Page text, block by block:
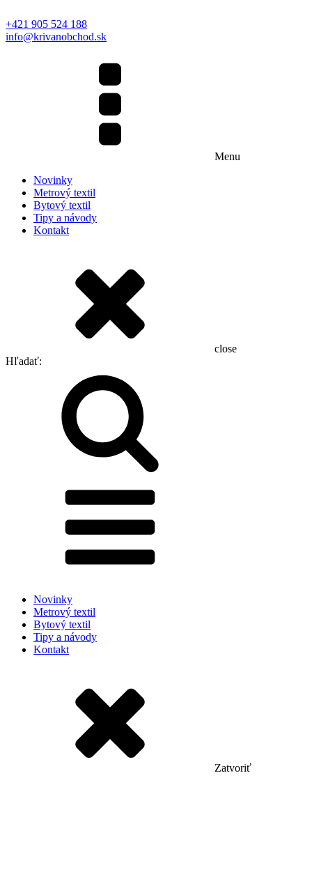
+421 905 524 188
info@krivanobchod.sk
Menu
Novinky
Metrový textil
Bytový textil
Tipy a návody
Kontakt
close
Hľadať:
Novinky
Metrový textil
Bytový textil
Tipy a návody
Kontakt
Zatvoriť